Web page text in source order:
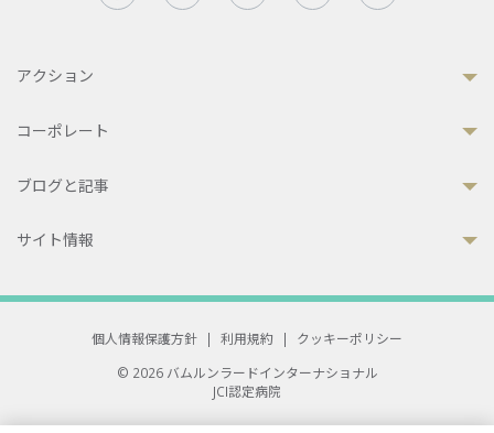
アクション
コーポレート
ブログと記事
サイト情報
個人情報保護方針 | 利用規約 |
クッキーポリシー
© 2026 バムルンラードインターナショナル
JCI認定病院